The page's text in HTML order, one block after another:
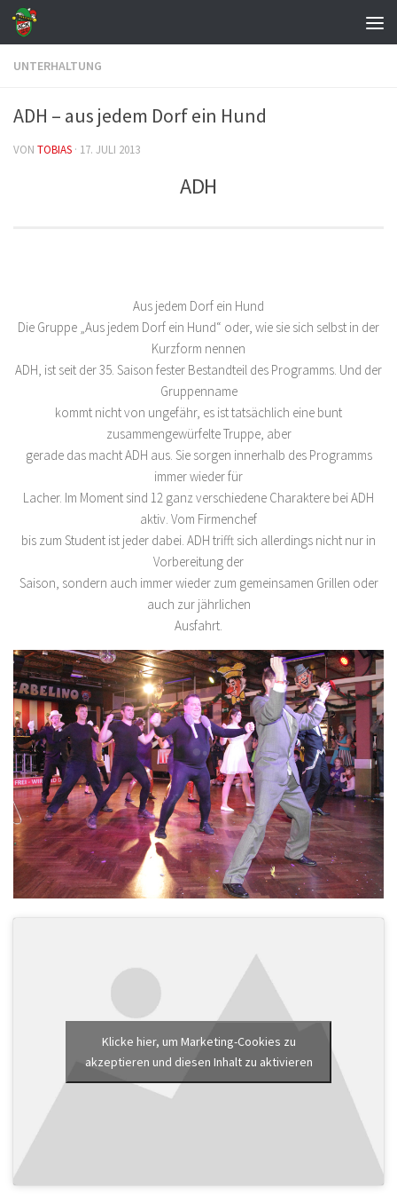
Zum Inhalt springen
UNTERHALTUNG
ADH – aus jedem Dorf ein Hund
VON TOBIAS · 17. JULI 2013
ADH
Aus jedem Dorf ein Hund
Die Gruppe „Aus jedem Dorf ein Hund“ oder, wie sie sich selbst in der
Kurzform nennen
ADH, ist seit der 35. Saison fester Bestandteil des Programms. Und der
Gruppenname
kommt nicht von ungefähr, es ist tatsächlich eine bunt
zusammengewürfelte Truppe, aber
gerade das macht ADH aus. Sie sorgen innerhalb des Programms
immer wieder für
Lacher. Im Moment sind 12 ganz verschiedene Charaktere bei ADH
aktiv. Vom Firmenchef
bis zum Student ist jeder dabei. ADH trifft sich allerdings nicht nur in
Vorbereitung der
Saison, sondern auch immer wieder zum gemeinsamen Grillen oder
auch zur jährlichen
Ausfahrt.
Klicke hier, um Marketing-Cookies zu
akzeptieren und diesen Inhalt zu aktivieren